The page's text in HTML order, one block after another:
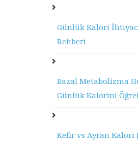
Günlük Kalori
Rehberi
Bazal Metabolizma
Günlük Kalorini
Kefir vs Ayran Kalori